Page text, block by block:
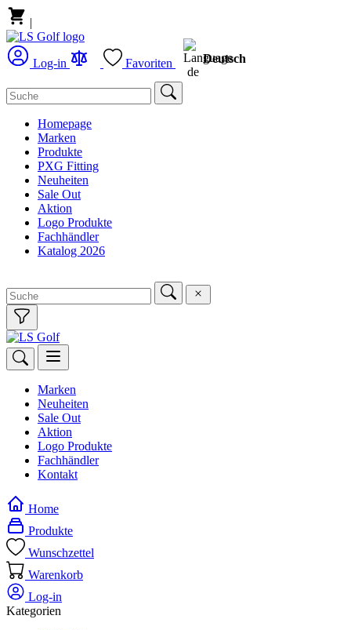
|
Log-in Favoriten Deutsch
Homepage
Marken
Produkte
PXG Fitting
Neuheiten
Sale Out
Aktion
Logo Produkte
Fachhändler
Katalog 2026
Marken
Neuheiten
Sale Out
Aktion
Logo Produkte
Fachhändler
Kontakt
Home
Produkte
Wunschzettel
Warenkorb
Log-in
Kategorien